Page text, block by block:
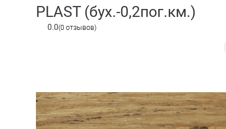
PLAST (бух.-0,2пог.км.)
0.0(0 отзывов)